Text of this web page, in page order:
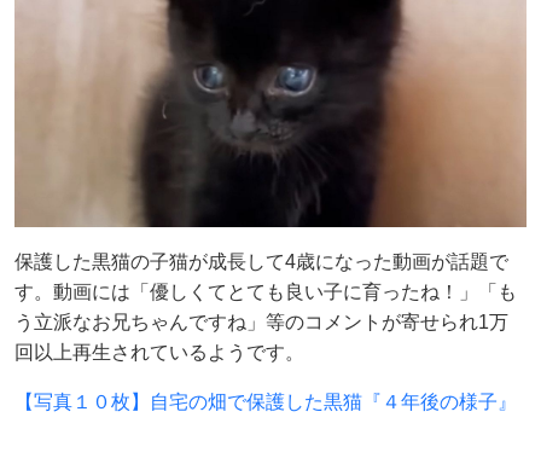
保護した黒猫の子猫が成長して4歳になった動画が話題で
す。動画には「優しくてとても良い子に育ったね！」「も
う立派なお兄ちゃんですね」等のコメントが寄せられ1万
回以上再生されているようです。
【写真１０枚】自宅の畑で保護した黒猫『４年後の様子』